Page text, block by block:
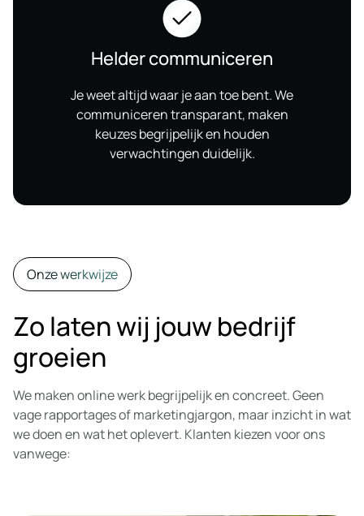
Helder communiceren
Je weet altijd waar je aan toe bent. We
communiceren transparant, maken
keuzes begrijpelijk en houden
verwachtingen duidelijk.
Onze werkwijze
Zo laten wij jouw bedrijf
groeien
We maken online werk begrijpelijk en concreet. Geen
vage rapportages of marketingjargon, maar inzicht in wat
we doen en wat het oplevert. Klanten kiezen voor ons
vanwege: